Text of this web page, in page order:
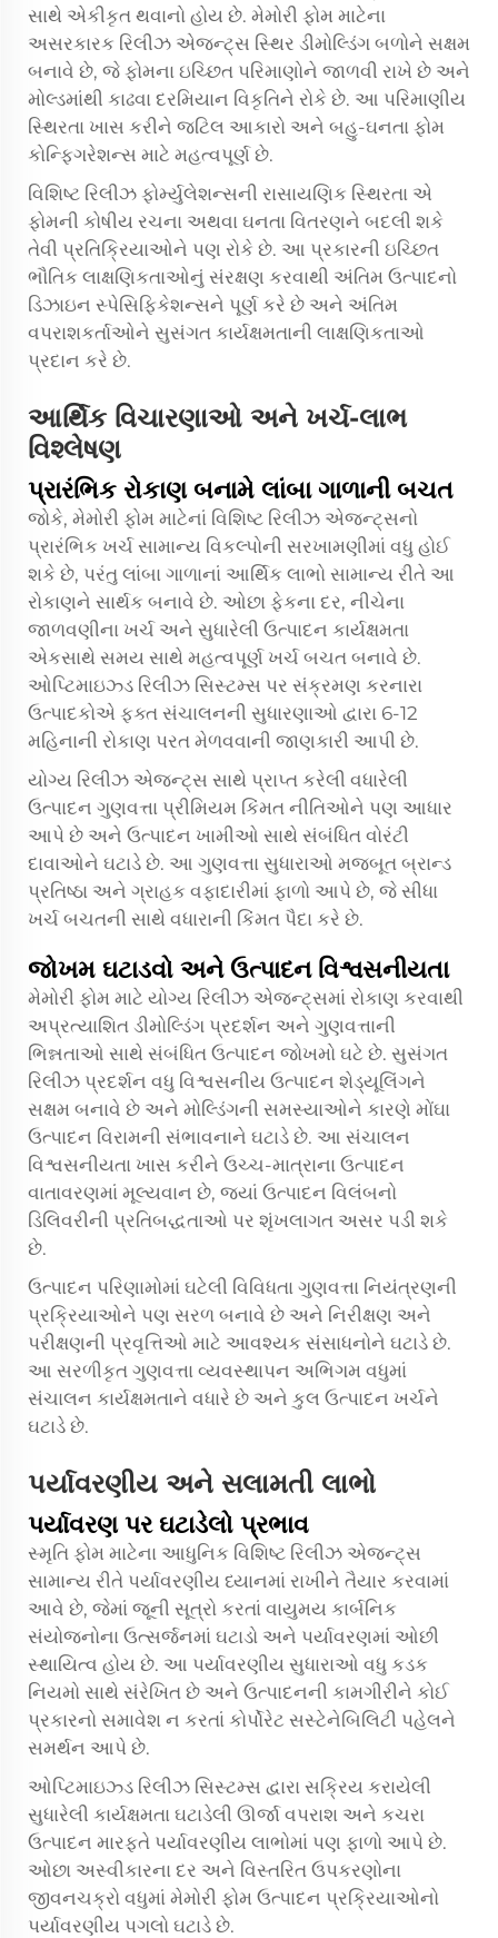
સાથે એકીકૃત થવાનો હોય છે. મેમોરી ફોમ માટેના
અસરકારક રિલીઝ એજન્ટ્સ સ્થિર ડીમોલ્ડિંગ બળોને સક્ષમ
બનાવે છે, જે ફોમના ઇચ્છિત પરિમાણોને જાળવી રાખે છે અને
મોલ્ડમાંથી કાઢવા દરમિયાન વિકૃતિને રોકે છે. આ પરિમાણીય
સ્થિરતા ખાસ કરીને જટિલ આકારો અને બહુ-ઘનતા ફોમ
કોન્ફિગરેશન્સ માટે મહત્વપૂર્ણ છે.
વિશિષ્ટ રિલીઝ ફોર્મ્યુલેશન્સની રાસાયણિક સ્થિરતા એ
ફોમની કોષીય રચના અથવા ઘનતા વિતરણને બદલી શકે
તેવી પ્રતિક્રિયાઓને પણ રોકે છે. આ પ્રકારની ઇચ્છિત
ભૌતિક લાક્ષણિકતાઓનું સંરક્ષણ કરવાથી અંતિમ ઉત્પાદનો
ડિઝાઇન સ્પેસિફિકેશન્સને પૂર્ણ કરે છે અને અંતિમ
વપરાશકર્તાઓને સુસંગત કાર્યક્ષમતાની લાક્ષણિકતાઓ
પ્રદાન કરે છે.
આર્થિક વિચારણાઓ અને ખર્ચ-લાભ
વિશ્લેષણ
પ્રારંભિક રોકાણ બનામે લાંબા ગાળાની બચત
જોકે, મેમોરી ફોમ માટેનાં વિશિષ્ટ રિલીઝ એજન્ટ્સનો
પ્રારંભિક ખર્ચ સામાન્ય વિકલ્પોની સરખામણીમાં વધુ હોઈ
શકે છે, પરંતુ લાંબા ગાળાનાં આર્થિક લાભો સામાન્ય રીતે આ
રોકાણને સાર્થક બનાવે છે. ઓછા ફેકના દર, નીચેના
જાળવણીના ખર્ચ અને સુધારેલી ઉત્પાદન કાર્યક્ષમતા
એકસાથે સમય સાથે મહત્વપૂર્ણ ખર્ચ બચત બનાવે છે.
ઓપ્ટિમાઇઝ્ડ રિલીઝ સિસ્ટમ્સ પર સંક્રમણ કરનારા
ઉત્પાદકોએ ફક્ત સંચાલનની સુધારણાઓ દ્વારા 6-12
મહિનાની રોકાણ પરત મેળવવાની જાણકારી આપી છે.
યોગ્ય રિલીઝ એજન્ટ્સ સાથે પ્રાપ્ત કરેલી વધારેલી
ઉત્પાદન ગુણવત્તા પ્રીમિયમ કિંમત નીતિઓને પણ આધાર
આપે છે અને ઉત્પાદન ખામીઓ સાથે સંબંધિત વોરંટી
દાવાઓને ઘટાડે છે. આ ગુણવત્તા સુધારાઓ મજબૂત બ્રાન્ડ
પ્રતિષ્ઠા અને ગ્રાહક વફાદારીમાં ફાળો આપે છે, જે સીધા
ખર્ચ બચતની સાથે વધારાની કિંમત પૈદા કરે છે.
જોખમ ઘટાડવો અને ઉત્પાદન વિશ્વસનીયતા
મેમોરી ફોમ માટે યોગ્ય રિલીઝ એજન્ટ્સમાં રોકાણ કરવાથી
અપ્રત્યાશિત ડીમોલ્ડિંગ પ્રદર્શન અને ગુણવત્તાની
ભિન્નતાઓ સાથે સંબંધિત ઉત્પાદન જોખમો ઘટે છે. સુસંગત
રિલીઝ પ્રદર્શન વધુ વિશ્વસનીય ઉત્પાદન શેડ્યૂલિંગને
સક્ષમ બનાવે છે અને મોલ્ડિંગની સમસ્યાઓને કારણે મોંઘા
ઉત્પાદન વિરામની સંભાવનાને ઘટાડે છે. આ સંચાલન
વિશ્વસનીયતા ખાસ કરીને ઉચ્ચ-માત્રાના ઉત્પાદન
વાતાવરણમાં મૂલ્યવાન છે, જ્યાં ઉત્પાદન વિલંબનો
ડિલિવરીની પ્રતિબદ્ધતાઓ પર શૃંખલાગત અસર પડી શકે
છે.
ઉત્પાદન પરિણામોમાં ઘટેલી વિવિધતા ગુણવત્તા નિયંત્રણની
પ્રક્રિયાઓને પણ સરળ બનાવે છે અને નિરીક્ષણ અને
પરીક્ષણની પ્રવૃત્તિઓ માટે આવશ્યક સંસાધનોને ઘટાડે છે.
આ સરળીકૃત ગુણવત્તા વ્યવસ્થાપન અભિગમ વધુમાં
સંચાલન કાર્યક્ષમતાને વધારે છે અને કુલ ઉત્પાદન ખર્ચને
ઘટાડે છે.
પર્યાવરણીય અને સલામતી લાભો
પર્યાવરણ પર ઘટાડેલો પ્રભાવ
સ્મૃતિ ફોમ માટેના આધુનિક વિશિષ્ટ રિલીઝ એજન્ટ્સ
સામાન્ય રીતે પર્યાવરણીય ધ્યાનમાં રાખીને તૈયાર કરવામાં
આવે છે, જેમાં જૂની સૂત્રો કરતાં વાયુમય કાર્બનિક
સંયોજનોના ઉત્સર્જનમાં ઘટાડો અને પર્યાવરણમાં ઓછી
સ્થાયિત્વ હોય છે. આ પર્યાવરણીય સુધારાઓ વધુ કડક
નિયમો સાથે સંરેખિત છે અને ઉત્પાદનની કામગીરીને કોઈ
પ્રકારનો સમાવેશ ન કરતાં કોર્પોરેટ સસ્ટેનેબિલિટી પહેલને
સમર્થન આપે છે.
ઓપ્ટિમાઇઝ્ડ રિલીઝ સિસ્ટમ્સ દ્વારા સક્રિય કરાયેલી
સુધારેલી કાર્યક્ષમતા ઘટાડેલી ઊર્જા વપરાશ અને કચરા
ઉત્પાદન મારફતે પર્યાવરણીય લાભોમાં પણ ફાળો આપે છે.
ઓછા અસ્વીકારના દર અને વિસ્તરિત ઉપકરણોના
જીવનચક્રો વધુમાં મેમોરી ફોમ ઉત્પાદન પ્રક્રિયાઓનો
પર્યાવરણીય પગલો ઘટાડે છે.